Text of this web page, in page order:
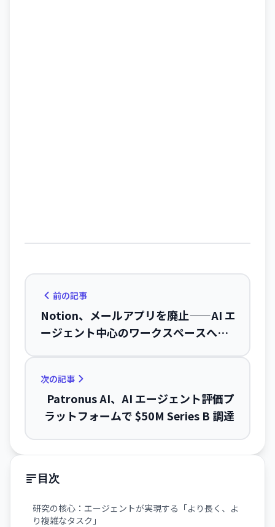
前の記事
Notion、メールアプリを廃止——AI エ
ージェント中心のワークスペースへシ
次の記事
Patronus AI、AI エージェント評価プ
ラットフォームで $50M Series B 調達
目次
研究の核心：エージェントが実現する「より長く、よ
り複雑なタスク」